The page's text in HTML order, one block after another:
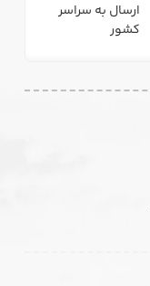
ارسال به سراسر
کشور